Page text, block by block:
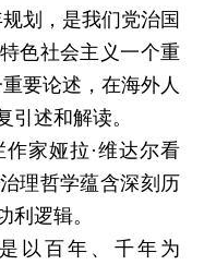
划，是我们党治国
色社会主义一个重
要论述，在海外人
引述和解读。
家娅拉·维达尔看
理哲学蕴含深刻历
利逻辑。
以百年、千年为